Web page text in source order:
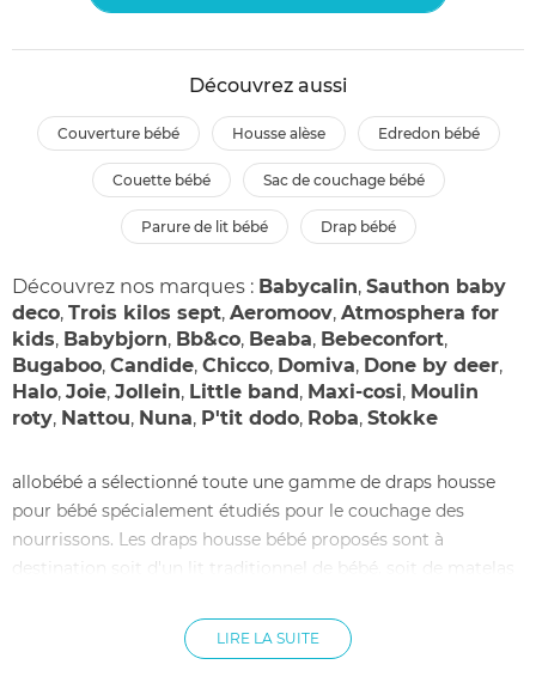
Découvrez aussi
couverture bébé housse alèse edredon bébé
couette bébé sac de couchage bébé
parure de lit bébé drap bébé
Découvrez nos marques : Babycalin, Sauthon baby
deco, Trois kilos sept, Aeromoov, Atmosphera for
kids, Babybjorn, Bb&co, Beaba, Bebeconfort,
Bugaboo, Candide, Chicco, Domiva, Done by deer,
Halo, Joie, Jollein, Little band, Maxi-cosi, Moulin
roty, Nattou, Nuna, P'tit dodo, Roba, Stokke
allobébé a sélectionné toute une gamme de draps housse
pour bébé spécialement étudiés pour le couchage des
nourrissons. Les draps housse bébé proposés sont à
destination soit d'un lit traditionnel de bébé, soit de matelas
au format le plus standard de matelas bébé. Allobébé vous
propose des draps housse bébé de grande qualité et de
LIRE LA SUITE